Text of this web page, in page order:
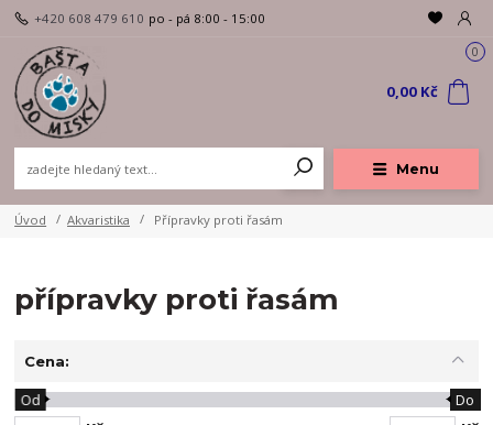
Menu
+420 608 479 610 po - pá 8:00 - 15:00
0
0,00 Kč
Úvod Akvaristika Přípravky proti řasám
přípravky proti řasám
Cena:
Od Do